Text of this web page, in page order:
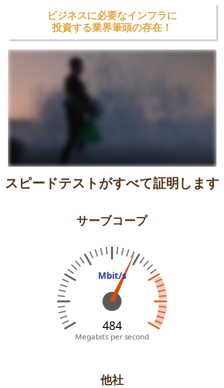
ビジネスに必要なインフラに
投資する業界筆頭の存在！
スピードテストがすべて証明します
サーブコープ
Mbit/s
484
Megabits per second
他社